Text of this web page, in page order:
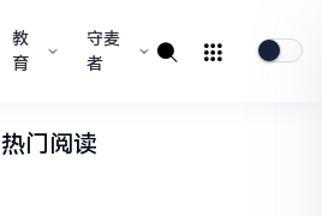
教
育
守麦
者
热门阅读